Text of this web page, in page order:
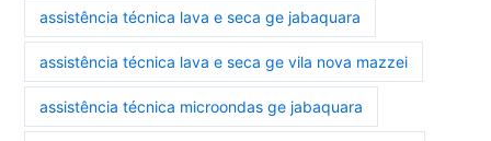
assistência técnica lava e seca ge jabaquara
assistência técnica lava e seca ge vila nova mazzei
assistência técnica microondas ge jabaquara